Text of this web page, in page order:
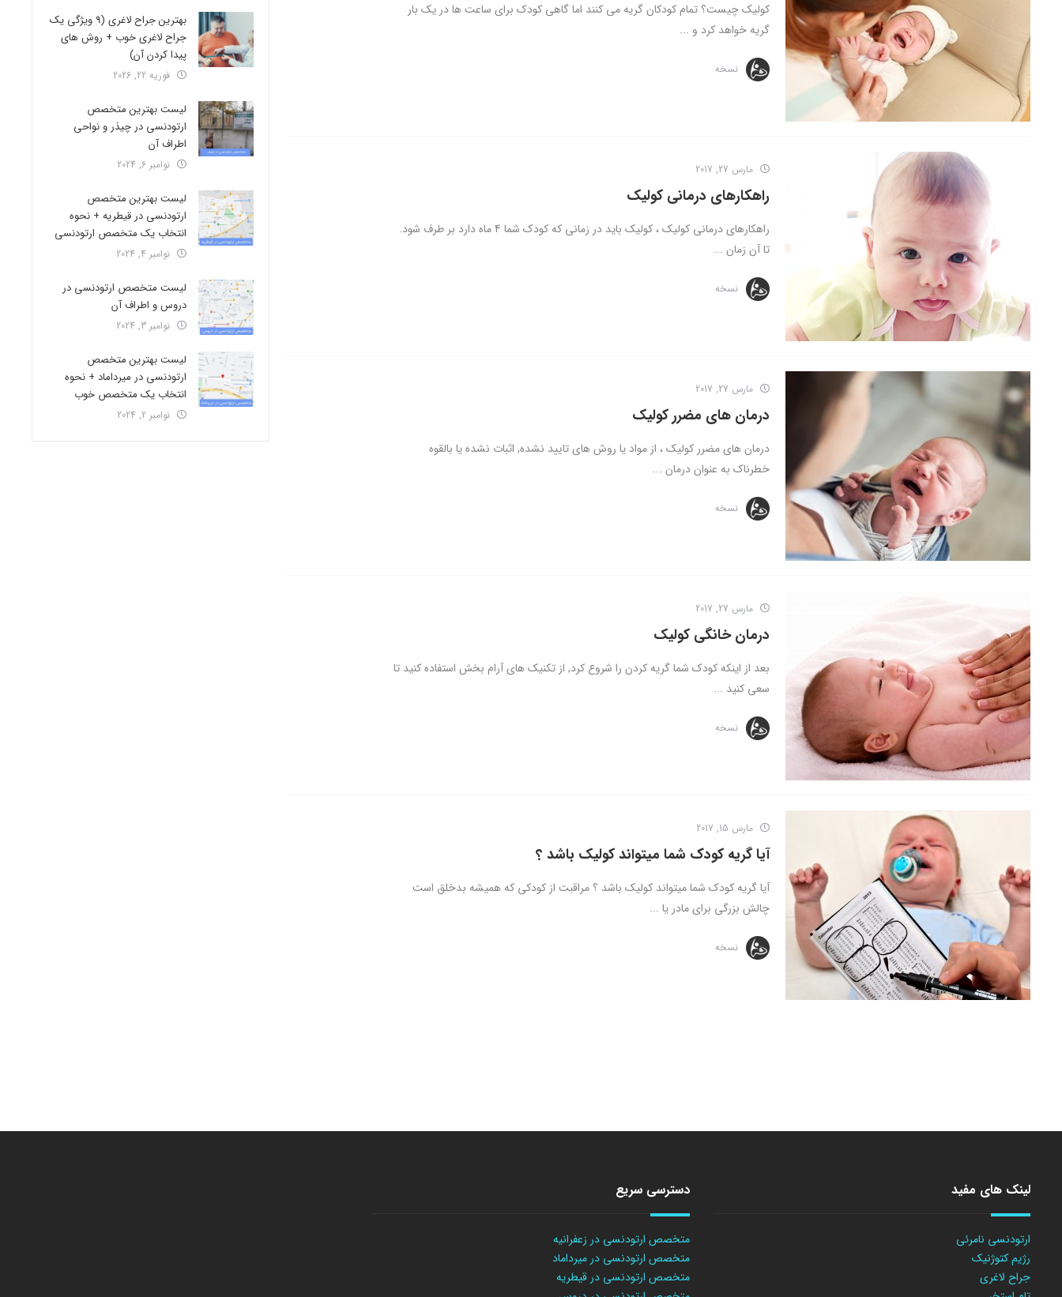
کولیک چیست؟ تمام کودکان گریه می کنند اما گاهی کودک برای ساعت ها در یک بار
گریه خواهد کرد و ...
نسخه
مارس 27, 2017
راهکارهای درمانی کولیک
راهکارهای درمانی کولیک ، کولیک باید در زمانی که کودک شما 4 ماه دارد بر طرف شود.
تا آن زمان ...
نسخه
مارس 27, 2017
درمان های مضرر کولیک
درمان های مضرر کولیک ، از مواد یا روش های تایید نشده, اثبات نشده یا بالقوه
خطرناک به عنوان درمان ...
نسخه
مارس 27, 2017
درمان خانگی کولیک
بعد از اینکه کودک شما گریه کردن را شروع کرد, از تکنیک های آرام بخش استفاده کنید تا
سعی کنید ...
نسخه
مارس 15, 2017
آیا گریه کودک شما میتواند کولیک باشد ؟
آیا گریه کودک شما میتواند کولیک باشد ؟ مراقبت از کودکی که همیشه بدخلق است
چالش بزرگی برای مادر یا ...
نسخه
بهترین جراح لاغری (9 ویژگی یک
جراح لاغری خوب + روش های
پیدا کردن آن)
فوریه 22, 2026
لیست بهترین متخصص
ارتودنسی در چیذر و نواحی
اطراف آن
نوامبر 6, 2024
لیست بهترین متخصص
ارتودنسی در قیطریه + نحوه
انتخاب یک متخصص ارتودنسی
نوامبر 4, 2024
لیست متخصص ارتودنسی در
دروس و اطراف آن
نوامبر 3, 2024
لیست بهترین متخصص
ارتودنسی در میرداماد + نحوه
انتخاب یک متخصص خوب
نوامبر 2, 2024
لینک های مفید
ارتودنسی نامرئی
رژیم کتوژنیک
جراح لاغری
دسترسی سریع
متخصص ارتودنسی در زعفرانیه
متخصص ارتودنسی در میرداماد
متخصص ارتودنسی در قیطریه